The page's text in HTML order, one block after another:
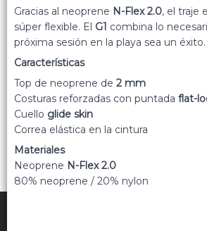
Gracias al neoprene N-Flex 2.0, el traje
súper flexible. El G1 combina lo
próxima sesión en la playa sea un éxito.
Características
Top de neoprene de 2 mm
Costuras reforzadas con puntada flat-
Cuello glide skin
Correa elástica en la cintura
Materiales
Neoprene N-Flex 2.0
80% neoprene / 20% nylon
CONTACTO Lista vacía